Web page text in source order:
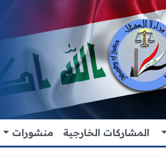
المشاركات الخارجية منشورات